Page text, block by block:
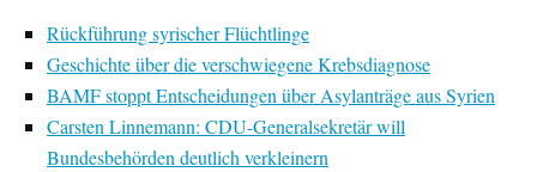
Rückführung syrischer Flüchtlinge
Geschichte über die verschwiegene Krebsdiagnose
BAMF stoppt Entscheidungen über Asylanträge aus Syrien
Carsten Linnemann: CDU-Generalsekretär will
Bundesbehörden deutlich verkleinern